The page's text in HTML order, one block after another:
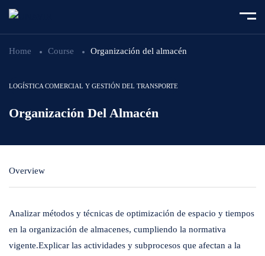
Home Course Organización del almacén
LOGÍSTICA COMERCIAL Y GESTIÓN DEL TRANSPORTE
Organización Del Almacén
Overview
Analizar métodos y técnicas de optimización de espacio y tiempos
en la organización de almacenes, cumpliendo la normativa
vigente.Explicar las actividades y subprocesos que afectan a la